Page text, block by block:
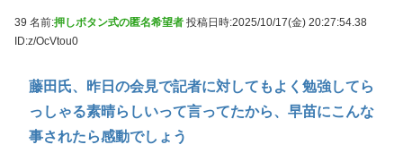
39 名前:押しボタン式の匿名希望者 投稿日時:2025/10/17(金) 20:27:54.38
ID:z/OcVtou0
藤田氏、昨日の会見で記者に対してもよく勉強してら
っしゃる素晴らしいって言ってたから、早苗にこんな
事されたら感動でしょう